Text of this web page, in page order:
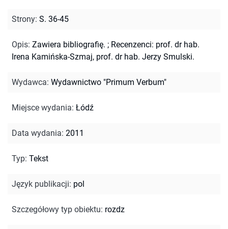
Strony: S. 36-45
Opis: Zawiera bibliografię. ; Recenzenci: prof. dr hab.
Irena Kamińska-Szmaj, prof. dr hab. Jerzy Smulski.
Wydawca: Wydawnictwo "Primum Verbum"
Miejsce wydania: Łódź
Data wydania: 2011
Typ: Tekst
Język publikacji: pol
Szczegółowy typ obiektu: rozdz